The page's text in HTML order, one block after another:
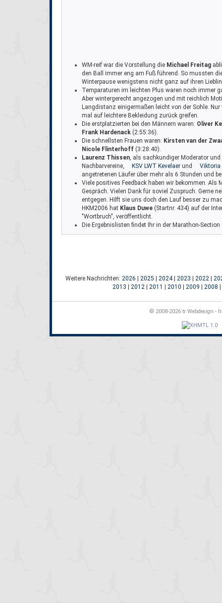
WM-reif war die Vorstellung die Michael Freitag
den Ball immer eng am Fuß führend. So mussten
Winterpause wenigstens nicht ganz auf ihren
Temparaturen im leichten Plus waren noch immer
Aber wintergerecht angezogen und mit reichlich
Langdistanz einigermaßen leicht von der Sohle.
mal auf leichtere Bekleidung zurück greifen.
Die erstplatzierten bei den Männern waren: Oliver
Frank Hardenack (2:55:36).
Die schnellsten Frauen waren: Kirsten van der
Nicole Flinterhoff (3:28:40).
Laurenz Thissen, als sachkundiger Moderator
Nachbarvereine,
KSV LWT Kevelaer und
Viktoria
angetretenen Läufer über mehr als 6 Stunden und
Viele positives Feedback haben wir bekommen. Als
Gespräch. Vielen Dank für soviel Zuspruch. Gerne
entgegen. Hilft sie uns doch den Lauf besser zu
HKM2006 hat Klaus Duwe (Startnr. 434) auf der
"Wortbruch", veröffentlicht.
Die Ergebnislisten findet Ihr in der Marathon-Section
Weitere Nachrichten: 2026 2025 2024 2023 2022
2013
2012 2011 2010 2009 2008
© 2008-2026 tr Webdesign -